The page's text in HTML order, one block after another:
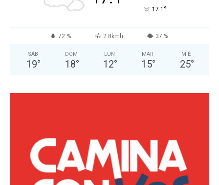
17.1 °
72 % 2.8kmh 37 %
SÁB
19°
DOM
18°
LUN
12°
MAR
15°
MIÉ
25°